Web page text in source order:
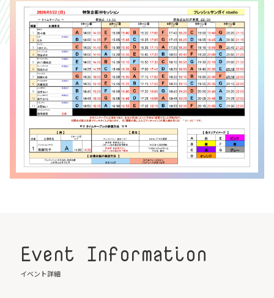
Event Information
イベント詳細